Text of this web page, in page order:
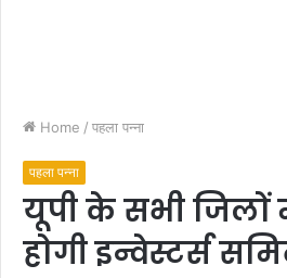
Home / पहला पन्ना
पहला पन्ना
यूपी के सभी
होगी इन्वेस्टर्स